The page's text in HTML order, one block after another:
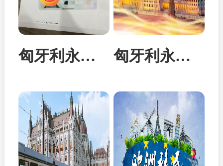
匈牙利永居卡家属团聚居留卡成功案例 匈牙利永居卡到期续签：换发10年新卡